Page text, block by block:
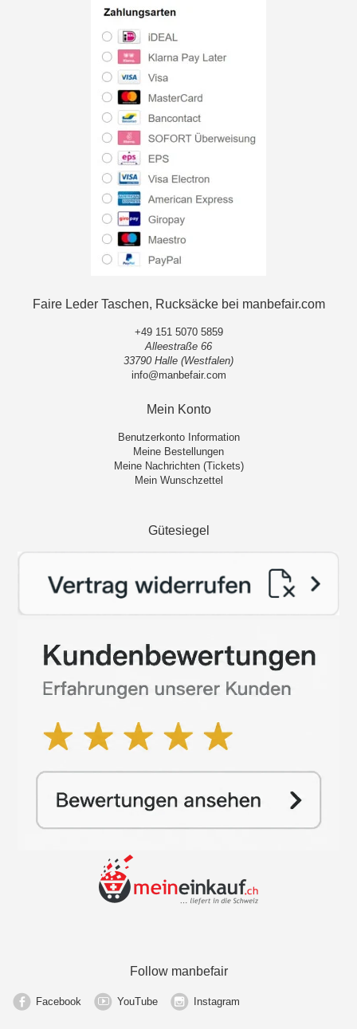
Faire Leder Taschen, Rucksäcke bei manbefair.com
+49 151 5070 5859
Alleestraße 66
33790 Halle (Westfalen)
info@manbefair.com
Mein Konto
Benutzerkonto Information
Meine Bestellungen
Meine Nachrichten (Tickets)
Mein Wunschzettel
Gütesiegel
Follow manbefair
Facebook YouTube Instagram